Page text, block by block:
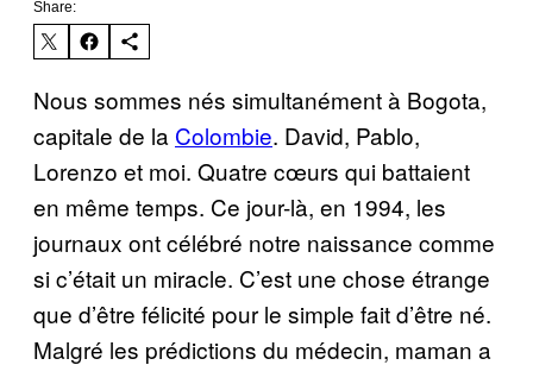
Share:
Nous sommes nés simultanément à Bogota,
capitale de la Colombie. David, Pablo,
Lorenzo et moi. Quatre cœurs qui battaient
en même temps. Ce jour-là, en 1994, les
journaux ont célébré notre naissance comme
si c’était un miracle. C’est une chose étrange
que d’être félicité pour le simple fait d’être né.
Malgré les prédictions du médecin, maman a